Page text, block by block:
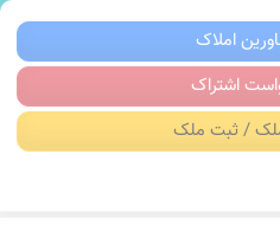
رهن و اجاره املاک
اشتراک
/ ثبت ملک